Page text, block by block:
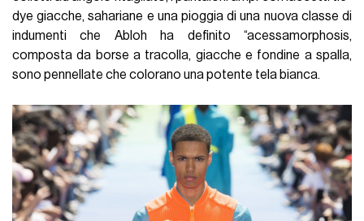
dye giacche, sahariane e una pioggia di una nuova classe di
indumenti che Abloh ha definito “acessamorphosis,
composta da borse a tracolla, giacche e fondine a spalla,
sono pennellate che colorano una potente tela bianca.